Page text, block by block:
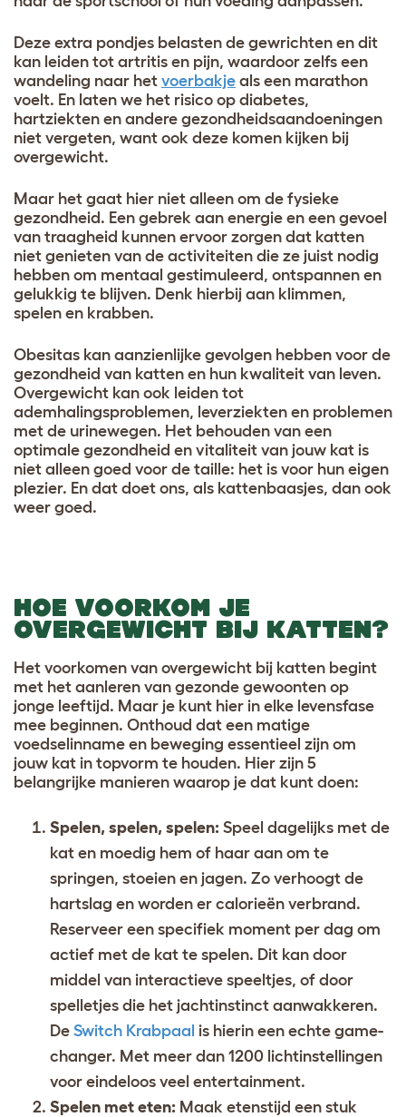
Deze extra pondjes belasten de gewrichten en dit
kan leiden tot artritis en pijn, waardoor zelfs een
wandeling naar het voerbakje als een marathon
voelt. En laten we het risico op diabetes,
hartziekten en andere gezondheidsaandoeningen
niet vergeten, want ook deze komen kijken bij
overgewicht.
Maar het gaat hier niet alleen om de fysieke
gezondheid. Een gebrek aan energie en een gevoel
van traagheid kunnen ervoor zorgen dat katten
niet genieten van de activiteiten die ze juist nodig
hebben om mentaal gestimuleerd, ontspannen en
gelukkig te blijven. Denk hierbij aan klimmen,
spelen en krabben.
Obesitas kan aanzienlijke gevolgen hebben voor de
gezondheid van katten en hun kwaliteit van leven.
Overgewicht kan ook leiden tot
ademhalingsproblemen, leverziekten en problemen
met de urinewegen. Het behouden van een
optimale gezondheid en vitaliteit van jouw kat is
niet alleen goed voor de taille: het is voor hun eigen
plezier. En dat doet ons, als kattenbaasjes, dan ook
weer goed.
HOE VOORKOM JE
OVERGEWICHT BIJ KATTEN?
Het voorkomen van overgewicht bij katten begint
met het aanleren van gezonde gewoonten op
jonge leeftijd. Maar je kunt hier in elke levensfase
mee beginnen. Onthoud dat een matige
voedselinname en beweging essentieel zijn om
jouw kat in topvorm te houden. Hier zijn 5
belangrijke manieren waarop je dat kunt doen:
Spelen, spelen, spelen: Speel dagelijks met de
kat en moedig hem of haar aan om te
springen, stoeien en jagen. Zo verhoogt de
hartslag en worden er calorieën verbrand.
Reserveer een specifiek moment per dag om
actief met de kat te spelen. Dit kan door
middel van interactieve speeltjes, of door
spelletjes die het jachtinstinct aanwakkeren.
De Switch Krabpaal is hierin een echte game-
changer. Met meer dan 1200 lichtinstellingen
voor eindeloos veel entertainment.
Spelen met eten: Maak etenstijd een stuk